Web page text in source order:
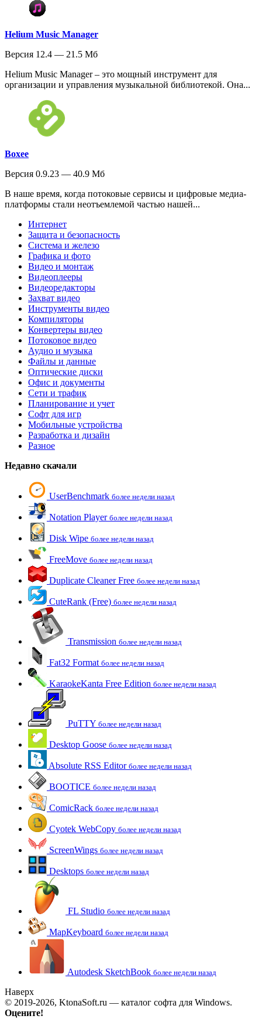
Helium Music Manager
Версия 12.4 — 21.5 Мб
Helium Music Manager – это мощный инструмент для
организации и управления музыкальной библиотекой. Она...
Boxee
Версия 0.9.23 — 40.9 Мб
В наше время, когда потоковые сервисы и цифровые медиа-
платформы стали неотъемлемой частью нашей...
Интернет
Защита и безопасность
Система и железо
Графика и фото
Видео и монтаж
Видеоплееры
Видеоредакторы
Захват видео
Инструменты видео
Компиляторы
Конвертеры видео
Потоковое видео
Аудио и музыка
Файлы и данные
Оптические диски
Офис и документы
Сети и трафик
Планирование и учет
Софт для игр
Мобильные устройства
Разработка и дизайн
Разное
Недавно скачали
UserBenchmark более недели назад
Notation Player более недели назад
Disk Wipe более недели назад
FreeMove более недели назад
Duplicate Cleaner Free более недели назад
CuteRank (Free) более недели назад
Transmission более недели назад
Fat32 Format более недели назад
KaraokeKanta Free Edition более недели назад
PuTTY более недели назад
Desktop Goose более недели назад
Absolute RSS Editor более недели назад
BOOTICE более недели назад
ComicRack более недели назад
Cyotek WebCopy более недели назад
ScreenWings более недели назад
Desktops более недели назад
FL Studio более недели назад
MapKeyboard более недели назад
Autodesk SketchBook более недели назад
Наверх
© 2019-2026, KtonaSoft.ru — каталог софта для Windows.
Оцените!